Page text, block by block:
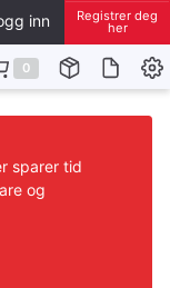
inn Registrer deg
her
0
sparer tid
og